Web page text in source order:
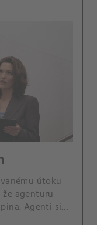
útoku
agenturu
Agenti si